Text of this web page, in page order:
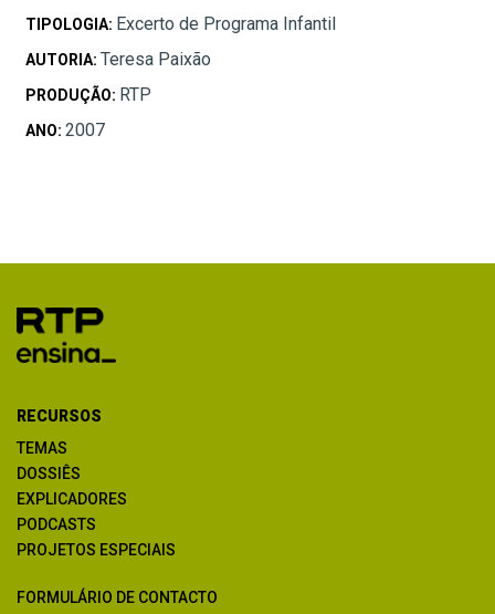
TIPOLOGIA: Excerto de Programa Infantil
AUTORIA: Teresa Paixão
PRODUÇÃO: RTP
ANO: 2007
RECURSOS
TEMAS
DOSSIÊS
EXPLICADORES
PODCASTS
PROJETOS ESPECIAIS
FORMULÁRIO DE CONTACTO